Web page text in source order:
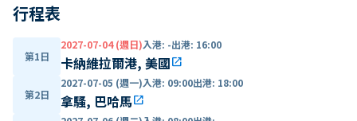
行程表
第1日
2027-07-04 (週日)入港: -出港: 16:00
卡納維拉爾港, 美國open_in_new
第2日
2027-07-05 (週一)入港: 09:00出港: 18:00
拿騷, 巴哈馬open_in_new